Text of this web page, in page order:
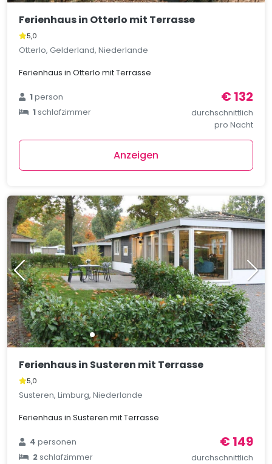
Ferienhaus in Otterlo mit Terrasse
5,0
Otterlo, Gelderland, Niederlande
Ferienhaus in Otterlo mit Terrasse
1person
1schlafzimmer
€ 132
durchschnittlich
pro Nacht
Anzeigen
Ferienhaus in Susteren mit Terrasse
5,0
Susteren, Limburg, Niederlande
Ferienhaus in Susteren mit Terrasse
4personen
2schlafzimmer
€ 149
durchschnittlich